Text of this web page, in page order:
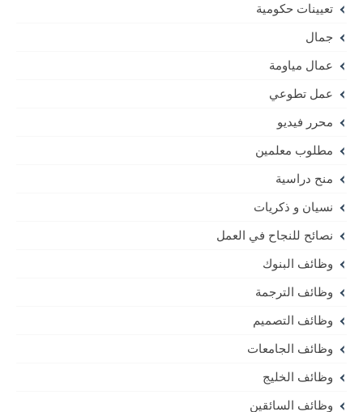
تعيينات حكومية
جمال
عمال مياومة
عمل تطوعي
محرر فيديو
مطلوب معلمين
منح دراسية
نسيان و ذكريات
نصائح للنجاح في العمل
وظائف البنوك
وظائف الترجمة
وظائف التصميم
وظائف الجامعات
وظائف الخليج
وظائف السائقين